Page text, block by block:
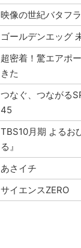
映像の世紀バタフ
ゴールデンエッグ
超密着！驚エアポ
きた
つなぐ、つながる
45
TBS10月期 よるお
る』
あさイチ
サイエンスZERO